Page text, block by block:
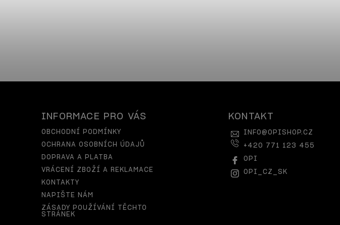
INFORMACE PRO VÁS
OBCHODNÍ PODMÍNKY
OCHRANA OSOBNÍCH ÚDAJŮ
DOPRAVA A PLATBA
VRÁCENÍ ZBOŽÍ A REKLAMACE
KONTAKTY
NAPIŠTE NÁM
ZÁSADY POUŽÍVÁNÍ TĚCHTO
STRÁNEK
KONTAKT
INFO@OPISHOP.CZ
+420 771 123 455
OPI
OPI_CZ_SK